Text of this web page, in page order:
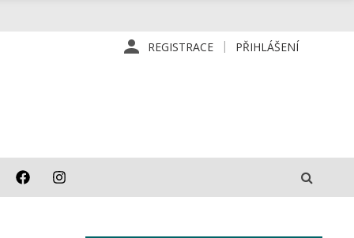
REGISTRACE PŘIHLÁŠENÍ